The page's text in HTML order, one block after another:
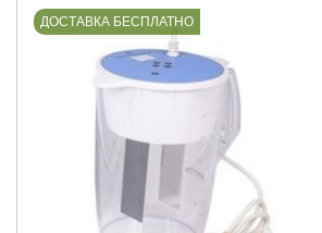
ДОСТАВКА БЕСПЛАТНО